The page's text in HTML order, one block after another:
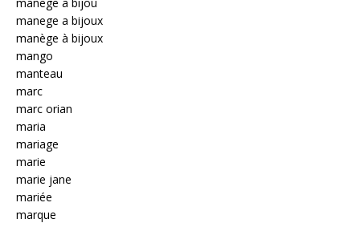
manege a bijou
manege a bijoux
manège à bijoux
mango
manteau
marc
marc orian
maria
mariage
marie
marie jane
mariée
marque